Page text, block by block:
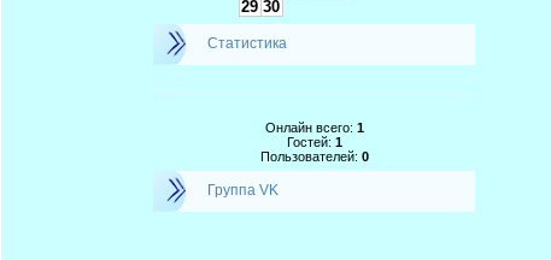
29 30
Статистика
Онлайн всего: 1
Гостей: 1
Пользователей: 0
Группа VK